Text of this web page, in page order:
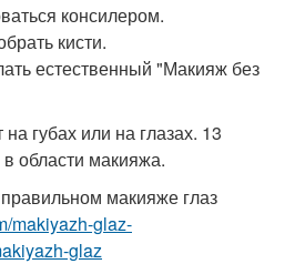
консилером.
кисти.
естественный "Макияж без
на губах или на глазах. 13
области макияжа.
макияже глаз
makiyazh-glaz-
glaz